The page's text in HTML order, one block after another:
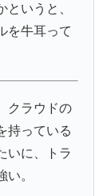
いうと、
を牛耳って
クラウドの
持っている
いに、トラ
。